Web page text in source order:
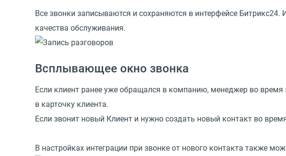
Все звонки записываются и сохраняются в интерфейсе
качества обслуживания.
Всплывающее окно звонка
Если клиент ранее уже обращался в компанию, менеджер во
в карточку клиента.
Если звонит новый Клиент и нужно создать новый контакт во
В настройках интеграции при звонке от нового контакта также